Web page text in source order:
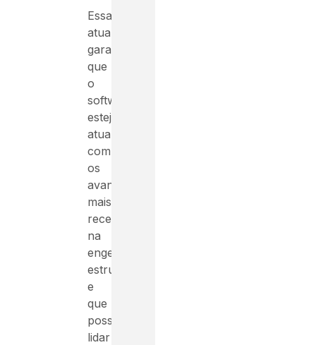
Essas
atualizações
garantem
que
o
software
esteja
atualizado
com
os
avanços
mais
recentes
na
engenharia
estrutural
e
que
possa
lidar